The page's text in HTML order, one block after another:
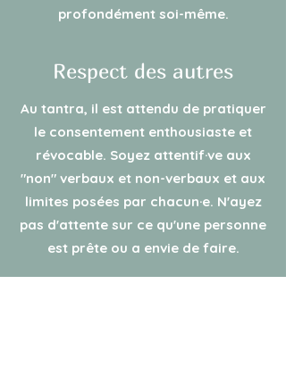
profondément soi-même.
Respect des autres
Au tantra, il est attendu de pratiquer
le consentement enthousiaste et
révocable. Soyez attentif·ve aux
"non" verbaux et non-verbaux et aux
limites posées par chacun·e. N'ayez
pas d'attente sur ce qu'une personne
est prête ou a envie de faire.